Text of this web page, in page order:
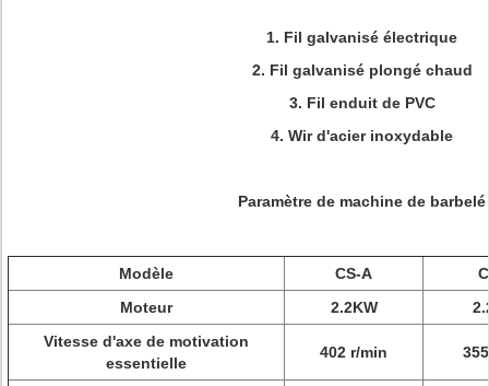
1. Fil galvanisé électrique
2. Fil galvanisé plongé chaud
3. Fil enduit de PVC
4. Wir d'acier inoxydable
Paramètre de machine de barbelé
Modèle CS-A
Moteur
2.2KW
Vitesse d'axe de motivation
essentielle
402 r/min